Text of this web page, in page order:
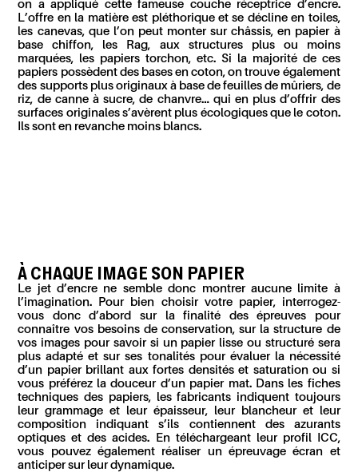
on a appliqué cette fameuse couche réceptrice d’encre.
L’offre en la matière est pléthorique et se décline en toiles,
les canevas, que l’on peut monter sur châssis, en papier à
base chiffon, les Rag, aux structures plus ou moins
marquées, les papiers torchon, etc. Si la majorité de ces
papiers possèdent des bases en coton, on trouve également
des supports plus originaux à base de feuilles de mûriers, de
riz, de canne à sucre, de chanvre… qui en plus d’offrir des
surfaces originales s’avèrent plus écologiques que le coton.
Ils sont en revanche moins blancs.
À CHAQUE IMAGE SON PAPIER
Le jet d’encre ne semble donc montrer aucune limite à
l’imagination. Pour bien choisir votre papier, interrogez-
vous donc d’abord sur la finalité des épreuves pour
connaître vos besoins de conservation, sur la structure de
vos images pour savoir si un papier lisse ou structuré sera
plus adapté et sur ses tonalités pour évaluer la nécessité
d’un papier brillant aux fortes densités et saturation ou si
vous préférez la douceur d’un papier mat. Dans les fiches
techniques des papiers, les fabricants indiquent toujours
leur grammage et leur épaisseur, leur blancheur et leur
composition indiquant s’ils contiennent des azurants
optiques et des acides. En téléchargeant leur profil ICC,
vous pouvez également réaliser un épreuvage écran et
anticiper sur leur dynamique.